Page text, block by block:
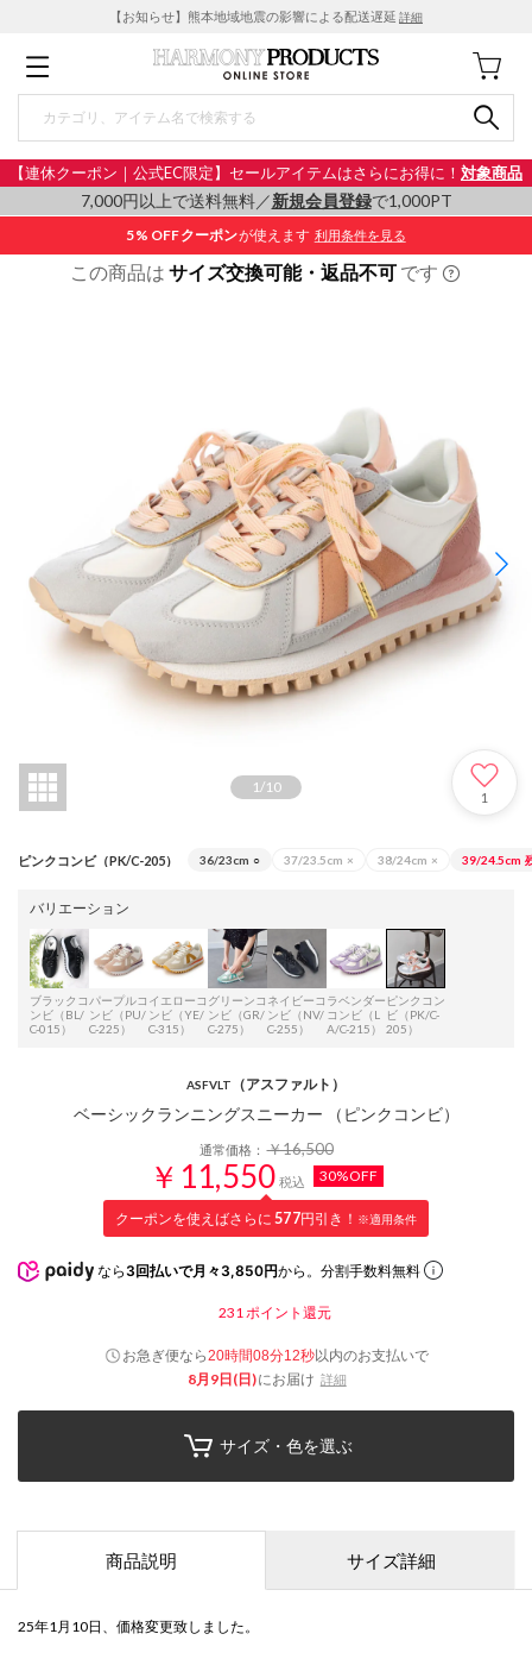
【お知らせ】熊本地域地震の影響による配送遅延 詳細
【連休クーポン｜公式EC限定】セールアイテムはさらにお得に！ 対象商品
7,000円以上で送料無料／新規会員登録で1,000PT
5% OFFクーポンが使えます 利用条件を見る
この商品は サイズ交換可能・返品不可 です
1/10
1
ピンクコンビ（PK/C-205） 36/23cm ○ 37/23.5cm × 38/24cm × 39/24.5cm
バリエーション
ブラックコ
ンビ（BL/
C-015）
パープルコ
ンビ（PU/
C-225）
イエローコ
ンビ（YE/
C-315）
グリーンコ
ンビ（GR/
C-275）
ネイビーコ
ンビ（NV/
C-255）
ラベンダー
コンビ（L
A/C-215）
ピンクコン
ビ（PK/C-
205）
ASFVLT （アスファルト）
ベーシックランニングスニーカー （ピンクコンビ）
通常価格：￥16,500
￥11,550 税込 30%OFF
クーポンを使えばさらに577円引き！ ※適用条件
なら 3回払いで月々3,850円から。分割手数料無料
231 ポイント還元
お急ぎ便なら20時間08分11秒以内のお支払いで
8月9日(日)にお届け 詳細
サイズ・色を選ぶ
商品説明 サイズ詳細
25年1月10日、価格変更致しました。